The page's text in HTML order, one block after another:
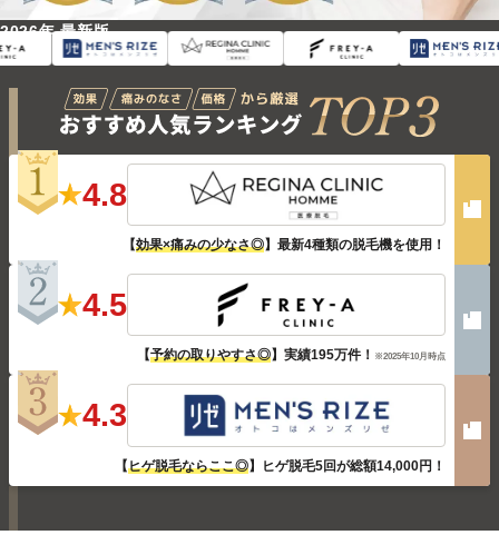
2026年 最新版
4.8
【効果×痛みの少なさ◎】最新4種類の脱毛機を使用！
4.5
【予約の取りやすさ◎】実績195万件！ ※2025年10月時点
4.3
【ヒゲ脱毛ならここ◎】ヒゲ脱毛5回が総額14,000円！